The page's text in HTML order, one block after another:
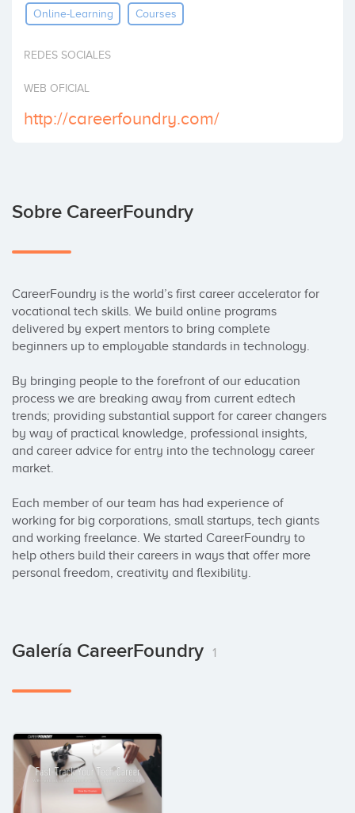
Invertir
Online-Learning Courses
REDES SOCIALES
WEB OFICIAL
http://careerfoundry.com/
Sobre CareerFoundry
CareerFoundry is the world’s first career accelerator for
vocational tech skills. We build online programs
delivered by expert mentors to bring complete
beginners up to employable standards in technology.
By bringing people to the forefront of our education
process we are breaking away from current edtech
trends; providing substantial support for career changers
by way of practical knowledge, professional insights,
and career advice for entry into the technology career
market.
Each member of our team has had experience of
working for big corporations, small startups, tech giants
and working freelance. We started CareerFoundry to
help others build their careers in ways that offer more
personal freedom, creativity and flexibility.
Galería CareerFoundry 1